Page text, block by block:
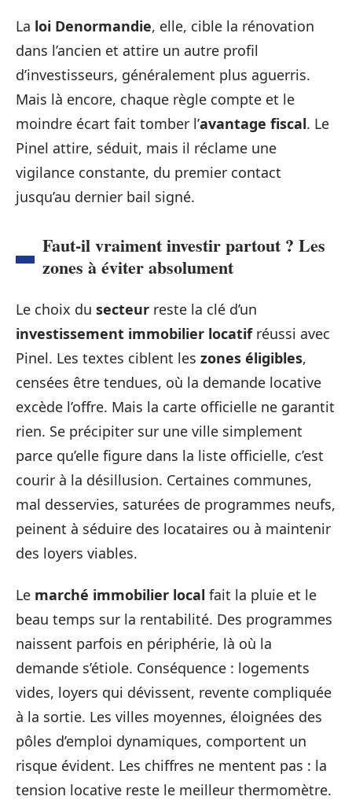
La loi Denormandie, elle, cible la rénovation
dans l’ancien et attire un autre profil
d’investisseurs, généralement plus aguerris.
Mais là encore, chaque règle compte et le
moindre écart fait tomber l’avantage fiscal. Le
Pinel attire, séduit, mais il réclame une
vigilance constante, du premier contact
jusqu’au dernier bail signé.
Faut-il vraiment investir partout ? Les
zones à éviter absolument
Le choix du secteur reste la clé d’un
investissement immobilier locatifréussi avec
Pinel. Les textes ciblent les zones éligibles,
censées être tendues, où la demande locative
excède l’offre. Mais la carte officielle ne garantit
rien. Se précipiter sur une ville simplement
parce qu’elle figure dans la liste officielle, c’est
courir à la désillusion. Certaines communes,
mal desservies, saturées de programmes neufs,
peinent à séduire des locataires ou à maintenir
des loyers viables.
Le marché immobilier local fait la pluie et le
beau temps sur la rentabilité. Des programmes
naissent parfois en périphérie, là où la
demande s’étiole. Conséquence : logements
vides, loyers qui dévissent, revente compliquée
à la sortie. Les villes moyennes, éloignées des
pôles d’emploi dynamiques, comportent un
risque évident. Les chiffres ne mentent pas : la
tension locative reste le meilleur thermomètre.